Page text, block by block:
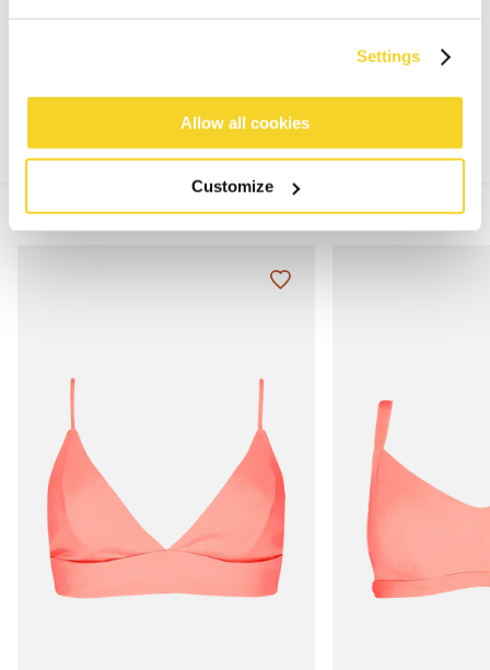
Settings
Allow all cookies
Customize
MIX & MATCH